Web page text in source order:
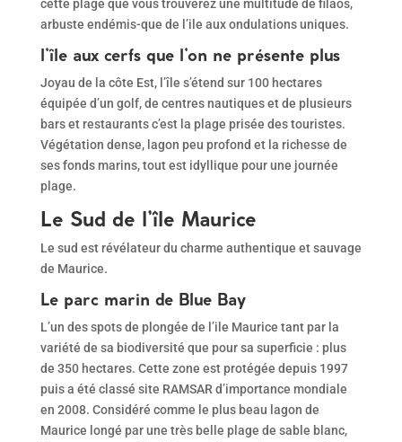
cette plage que vous trouverez une multitude de filaos,
arbuste endémis-que de l’ile aux ondulations uniques.
l’île aux cerfs que l’on ne présente plus
Joyau de la côte Est, l’île s’étend sur 100 hectares
équipée d’un golf, de centres nautiques et de plusieurs
bars et restaurants c’est la plage prisée des touristes.
Végétation dense, lagon peu profond et la richesse de
ses fonds marins, tout est idyllique pour une journée
plage.
Le Sud de l’île Maurice
Le sud est révélateur du charme authentique et sauvage
de Maurice.
Le parc marin de Blue Bay
L’un des spots de plongée de l’ile Maurice tant par la
variété de sa biodiversité que pour sa superficie : plus
de 350 hectares. Cette zone est protégée depuis 1997
puis a été classé site RAMSAR d’importance mondiale
en 2008. Considéré comme le plus beau lagon de
Maurice longé par une très belle plage de sable blanc,